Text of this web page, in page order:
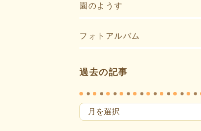
園のようす
フォトアルバム
過去の記事